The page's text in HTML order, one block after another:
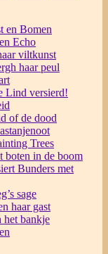
en Bomen
Echo
viltkunst
haar peul
Lind versierd!
of de dood
Trees
boten in de boom
Bunders met
sage
haar gast
het bankje